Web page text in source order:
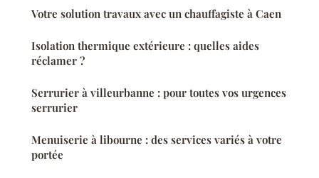
Votre solution travaux avec un chauffagiste à Caen
Isolation thermique extérieure : quelles aides
réclamer ?
Serrurier à villeurbanne : pour toutes vos urgences
serrurier
Menuiserie à libourne : des services variés à votre
portée